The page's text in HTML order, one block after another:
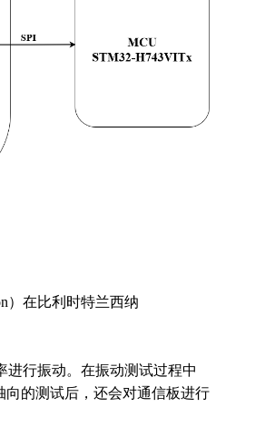
）在比利时特兰西纳
进行振动。在振动测试过程中
的测试后，还会对通信板进行